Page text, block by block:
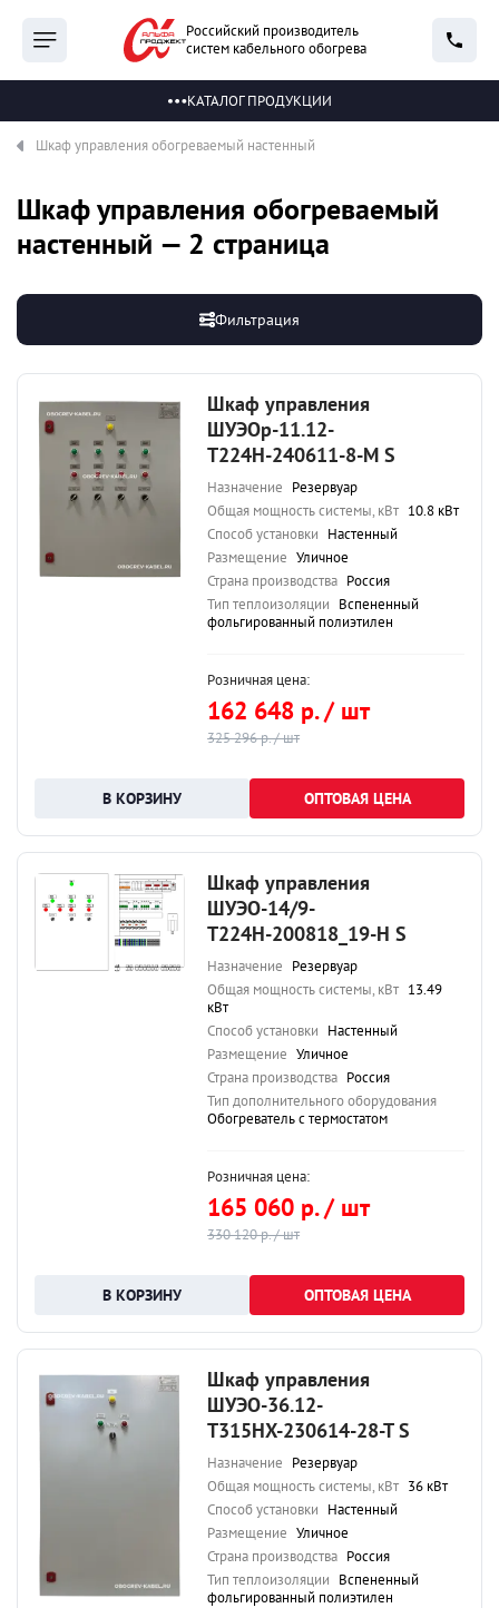
Российский производитель
систем кабельного обогрева
КАТАЛОГ ПРОДУКЦИИ
Шкаф управления обогреваемый настенный
Шкаф управления обогреваемый
настенный — 2 страница
Фильтрация
Шкаф управления
ШУЭОр-11.12-
Т224Н-240611-8-М S
Назначение Резервуар
Общая мощность системы, кВт 10.8 кВт
Способ установки Настенный
Размещение Уличное
Страна производства Россия
Тип теплоизоляции Вспененный
фольгированный полиэтилен
Розничная цена:
162 648 р. / шт
325 296 р. / шт
ОПТОВАЯ ЦЕНА
Шкаф управления
ШУЭО-14/9-
Т224Н-200818_19-Н S
Назначение Резервуар
Общая мощность системы, кВт 13.49
кВт
Способ установки Настенный
Размещение Уличное
Страна производства Россия
Тип дополнительного оборудования
Обогреватель с термостатом
Розничная цена:
165 060 р. / шт
330 120 р. / шт
ОПТОВАЯ ЦЕНА
Шкаф управления
ШУЭО-36.12-
Т315НХ-230614-28-Т S
Назначение Резервуар
Общая мощность системы, кВт 36 кВт
Способ установки Настенный
Размещение Уличное
Страна производства Россия
Тип теплоизоляции Вспененный
фольгированный полиэтилен